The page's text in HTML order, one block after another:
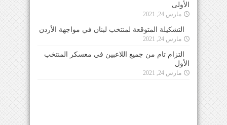
الأولى
مارس 24, 2021
التشكيلة المتوقعة لمنتخب لبنان في مواجهة الأردن
مارس 24, 2021
التزام تام من جميع اللاعبين في معسكر المنتخب
الأول
مارس 24, 2021